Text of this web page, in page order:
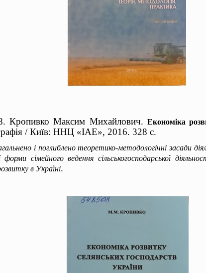
Кропивко Максим Михайлович. Економіка
/ Київ: ННЦ «ІАЕ», 2016. 328 с.
і поглиблено теоретико-методологічні засади
форми сімейного ведення сільськогосподарської
в Україні.